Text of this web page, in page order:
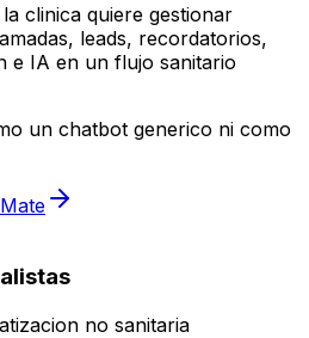
clinica quiere gestionar
leads, recordatorios,
e IA en un flujo sanitario
un chatbot generico ni como
no sanitaria